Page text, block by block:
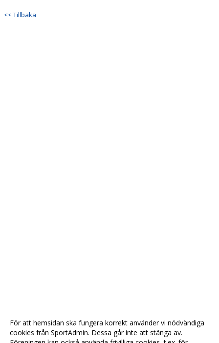
<< Tillbaka
För att hemsidan ska fungera korrekt använder vi nödvändiga
cookies från SportAdmin. Dessa går inte att stänga av.